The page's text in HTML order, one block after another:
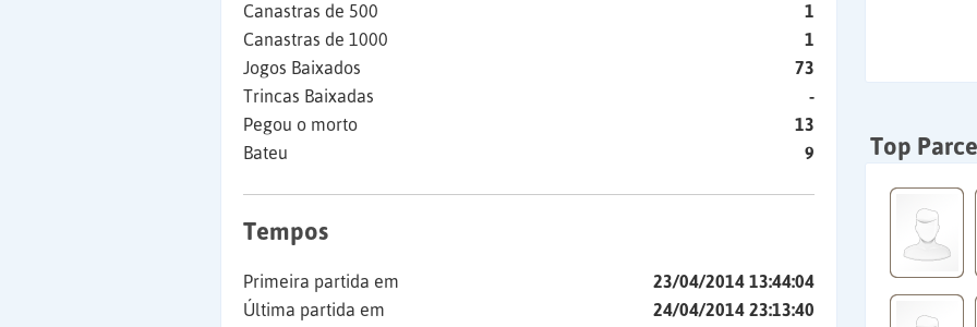
Canastras de 500
1
Canastras de 1000
1
Jogos Baixados
73
Trincas Baixadas
-
Pegou o morto
13
Bateu
9
Tempos
Primeira partida em
23/04/2014 13:44:04
Última partida em
24/04/2014 23:13:40
Top